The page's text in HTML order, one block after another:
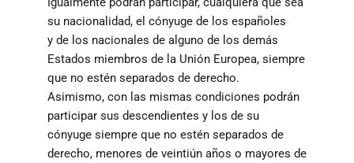
su nacionalidad, el cónyuge de los españoles
y de los nacionales de alguno de los demás
Estados miembros de la Unión Europea, siempre
que no estén separados de derecho.
Asimismo, con las mismas condiciones podrán
participar sus descendientes y los de su
cónyuge siempre que no estén separados de
derecho, menores de veintiún años o mayores de